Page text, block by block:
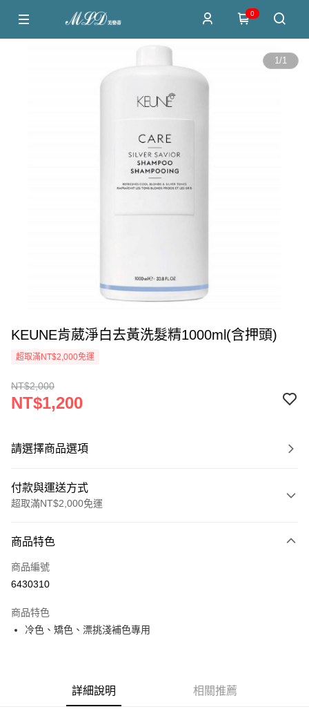
0
1/1
KEUNE肯葳淨白去黃洗髮精1000ml(含押頭)
超取滿NT$2,000免運
NT$2,000
NT$1,200
請選擇商品選項
付款與運送方式
超取滿NT$2,000免運
信用卡一次付款
超商取貨付款
悠遊付
全家取貨付款
商品特色
商品編號
6430310
商品特色
冷色、矯色、漂挑淺補色專用
詳細說明 相關推薦